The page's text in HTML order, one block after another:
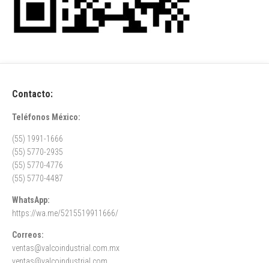
Contacto:
Teléfonos México:
(55) 1991-1666
(55) 5770-2935
(55) 5770-4776
(55) 5770-4487
WhatsApp:
https://wa.me/5215519911666/
Correos:
ventas@valcoindustrial.com.mx
ventas@valcoindustrial.com